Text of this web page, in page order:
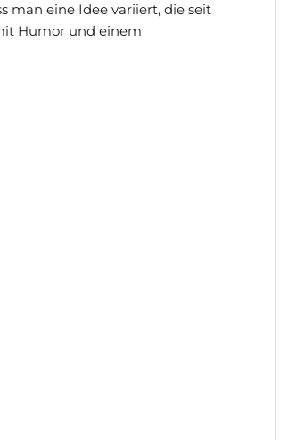
man eine Idee variiert, die seit
Humor und einem